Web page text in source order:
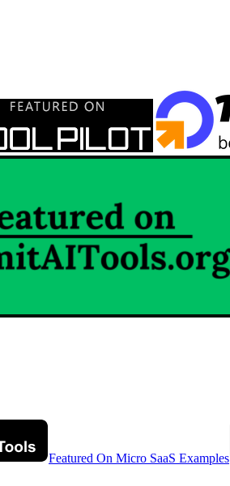
Featured On Micro SaaS Examples